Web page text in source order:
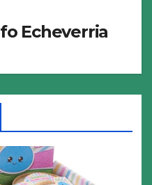
Echeverria